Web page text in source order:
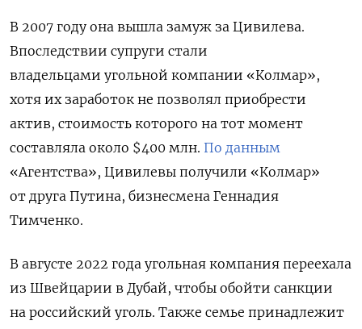
В 2007 году она вышла замуж за Цивилева.
Впоследствии супруги стали
владельцами угольной компании «Колмар»,
хотя их заработок не позволял приобрести
актив, стоимость которого на тот момент
составляла около $400 млн. По данным
«Агентства», Цивилевы получили «Колмар»
от друга Путина, бизнесмена Геннадия
Тимченко.
В августе 2022 года угольная компания переехала
из Швейцарии в Дубай, чтобы обойти санкции
на российский уголь. Также семье принадлежит